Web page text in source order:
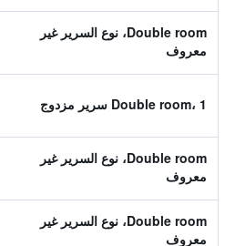
Double room، نوع السرير غير
معروف
Double room، 1 سرير مزدوج
Double room، نوع السرير غير
معروف
Double room، نوع السرير غير
معروف